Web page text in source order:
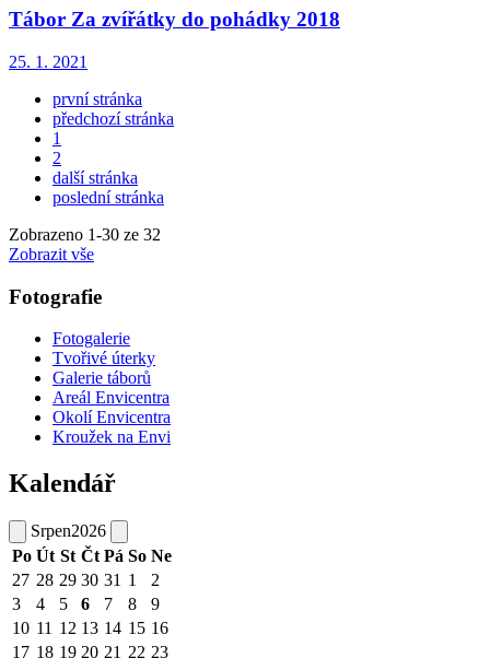
Tábor Za zvířátky do pohádky 2018
25. 1. 2021
první stránka
předchozí stránka
1
2
další stránka
poslední stránka
Zobrazeno 1-30 ze 32
Zobrazit vše
Fotografie
Fotogalerie
Tvořivé úterky
Galerie táborů
Areál Envicentra
Okolí Envicentra
Kroužek na Envi
Kalendář
Srpen2026
Po Út St Čt Pá So Ne
27 28 29 30 31 1
2
3
4 5 6 7 8
9
10 11 12 13 14 15 16
17 18 19 20 21 22 23